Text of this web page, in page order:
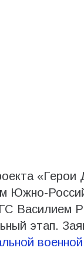
«Герои
Южно-
Василием
этап.